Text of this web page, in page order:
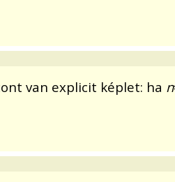
van explicit képlet: ha n